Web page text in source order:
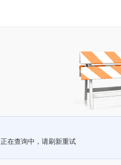
正在查询中，请刷新重试